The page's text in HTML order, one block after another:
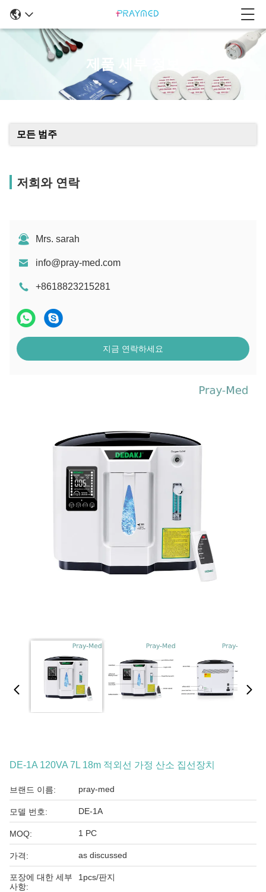
제품 세부 정보
모든 범주
저희와 연락
Mrs. sarah
info@pray-med.com
+8618823215281
지금 연락하세요
DE-1A 120VA 7L 18m 적외선 가정 산소 집선장치
브랜드 이름: pray-med
모델 번호: DE-1A
MOQ: 1 PC
가격: as discussed
포장에 대한 세부
사항:
1pcs/판지